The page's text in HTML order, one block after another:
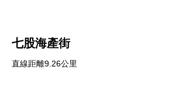
七股海產街
直線距離9.26公里